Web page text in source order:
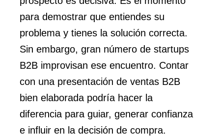
para demostrar que entiendes su
problema y tienes la solución correcta.
Sin embargo, gran número de startups
B2B improvisan ese encuentro. Contar
con una presentación de ventas B2B
bien elaborada podría hacer la
diferencia para guiar, generar confianza
e influir en la decisión de compra.